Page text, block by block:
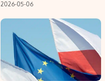
2026-05-06